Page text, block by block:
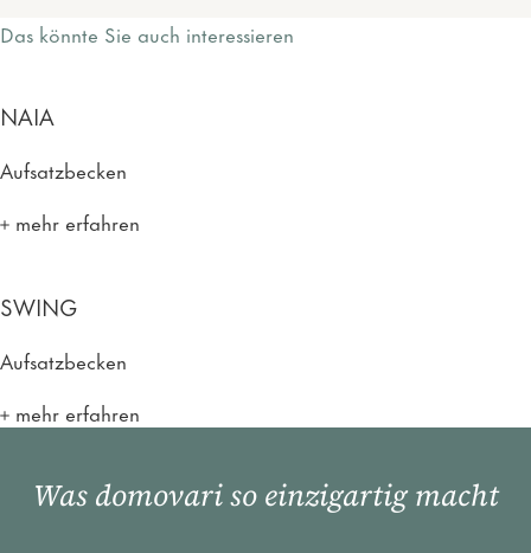
Das könnte Sie auch interessieren
NAIA
Aufsatzbecken
mehr erfahren
SWING
Aufsatzbecken
mehr erfahren
Was domovari so einzigartig macht